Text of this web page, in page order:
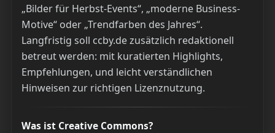
„Bilder für Herbst-Events“, „moderne Business-
Motive“ oder „Trendfarben des Jahres“.
Langfristig soll ccby.de zusätzlich redaktionell
betreut werden: mit kuratierten Highlights,
Empfehlungen, und leicht verständlichen
Hinweisen zur richtigen Lizenznutzung.
Was ist Creative Commons?